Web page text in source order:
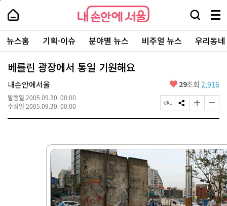
본
로
가
내
손
안
에
서
울
-
서
울
시
대
표
소
내
손
에
울
검
창
열
기
메
뉴
전
체
보
주
요
서
뉴스홈 기획·이슈 분야별 뉴스 비주얼 뉴스 우리동
베를린 광장에서 통일 기원해요
내손안에서울
발행일 2005.09.30. 00:00
수정일 2005.09.30. 00:00
좋
요
29조회 2,916
페
이
L
S
N
하
기
글
자
게
변
경
하
기
글
자
게
변
경
하
기
페
상
단
로